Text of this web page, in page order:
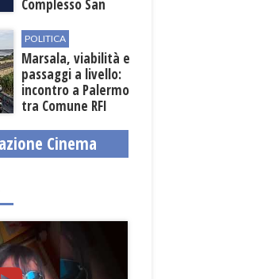
Complesso San
POLITICA
Marsala, viabilità e
passaggi a livello:
incontro a Palermo
tra Comune RFI
Cinema